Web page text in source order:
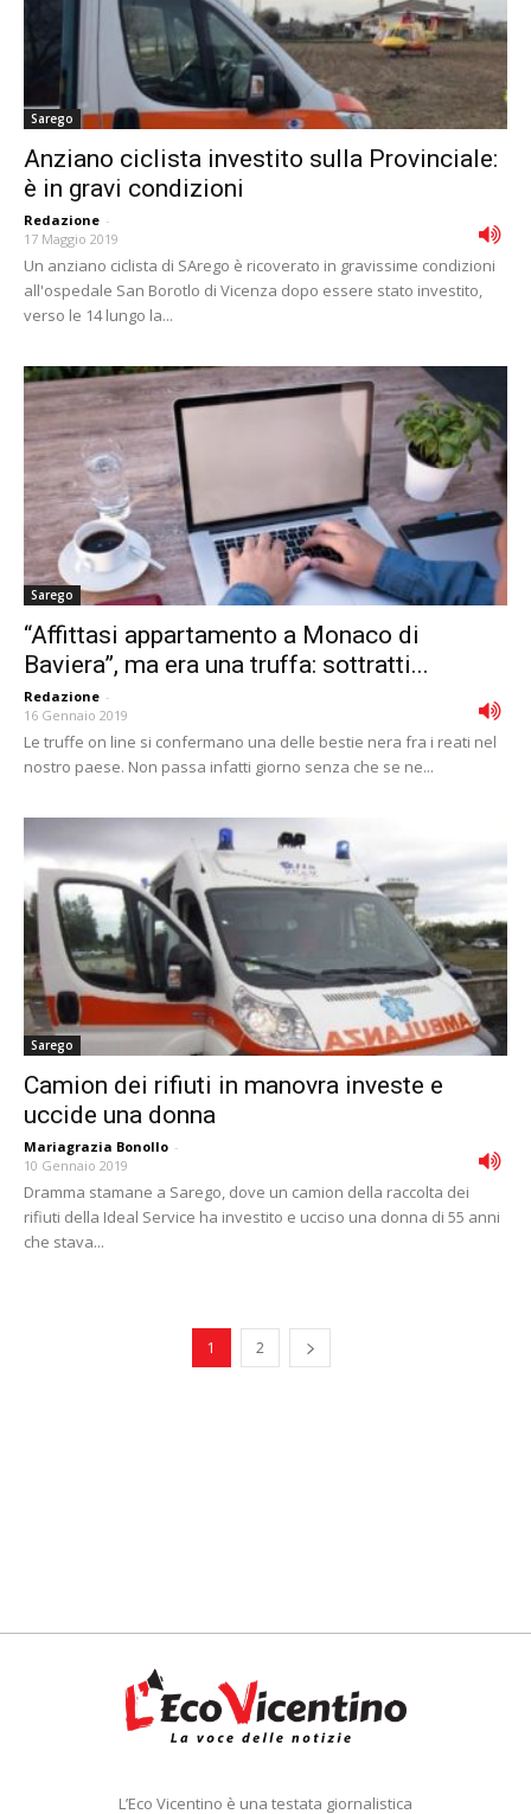
Sarego
Anziano ciclista investito sulla Provinciale:
è in gravi condizioni
Redazione -
17 Maggio 2019
Un anziano ciclista di SArego è ricoverato in gravissime condizioni
all'ospedale San Borotlo di Vicenza dopo essere stato investito,
verso le 14 lungo la...
Sarego
“Affittasi appartamento a Monaco di
Baviera”, ma era una truffa: sottratti...
Redazione -
16 Gennaio 2019
Le truffe on line si confermano una delle bestie nera fra i reati nel
nostro paese. Non passa infatti giorno senza che se ne...
Sarego
Camion dei rifiuti in manovra investe e
uccide una donna
Mariagrazia Bonollo -
10 Gennaio 2019
Dramma stamane a Sarego, dove un camion della raccolta dei
rifiuti della Ideal Service ha investito e ucciso una donna di 55 anni
che stava...
1 2
L’Eco Vicentino è una testata giornalistica